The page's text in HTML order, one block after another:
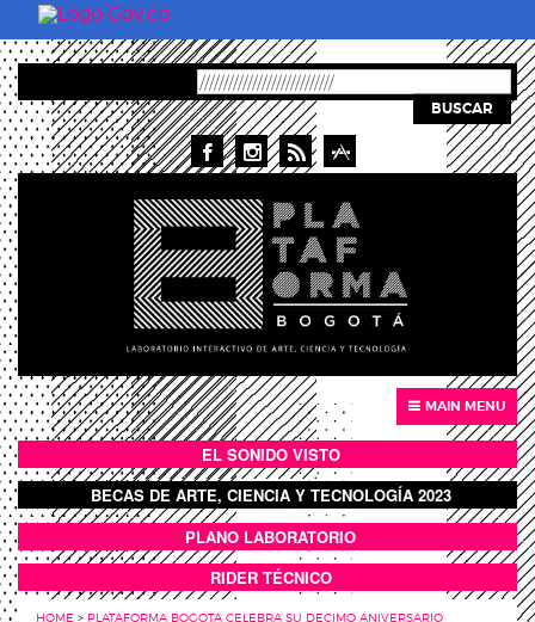
Pasar al contenido principal
BUSCAR
MAIN MENU
BOTÓN SONIDO VISTO
EL SONIDO VISTO
BOTON DOMO LLENO
BECAS DE ARTE, CIENCIA Y TECNOLOGÍA 2023
ANEXOS
PLANO LABORATORIO
RIDER TÉCNICO
HOME > PLATAFORMA BOGOTA CELEBRA SU DECIMO ANIVERSARIO